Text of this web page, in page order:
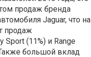
продаж бренда
Jaguar, что на
продаж
Sport (11%) и Range
большой вклад